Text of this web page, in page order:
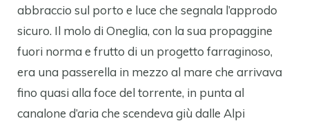
abbraccio sul porto e luce che segnala l’approdo
sicuro. Il molo di Oneglia, con la sua propaggine
fuori norma e frutto di un progetto farraginoso,
era una passerella in mezzo al mare che arrivava
fino quasi alla foce del torrente, in punta al
canalone d’aria che scendeva giù dalle Alpi